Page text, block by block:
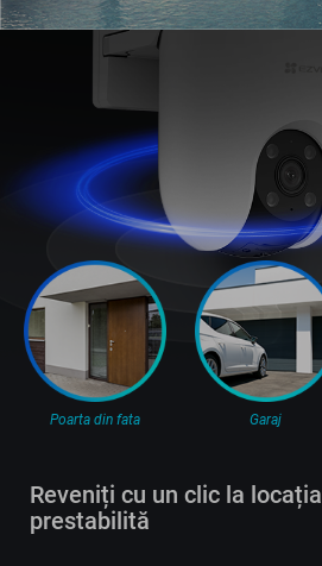
Poarta din fata Garaj
Reveniți cu un clic la locația
prestabilită